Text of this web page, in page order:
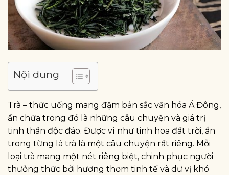
Nội dung
Trà – thức uống mang đậm bản sắc văn hóa Á Đông,
ẩn chứa trong đó là những câu chuyện và giá trị
tinh thần độc đáo. Được ví như tinh hoa đất trời, ẩn
trong từng lá trà là một câu chuyện rất riêng. Mỗi
loại trà mang một nét riêng biệt, chinh phục người
thưởng thức bởi hương thơm tinh tế và dư vị khó